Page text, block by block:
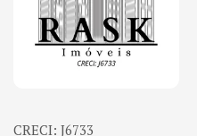
CRECI: J6733